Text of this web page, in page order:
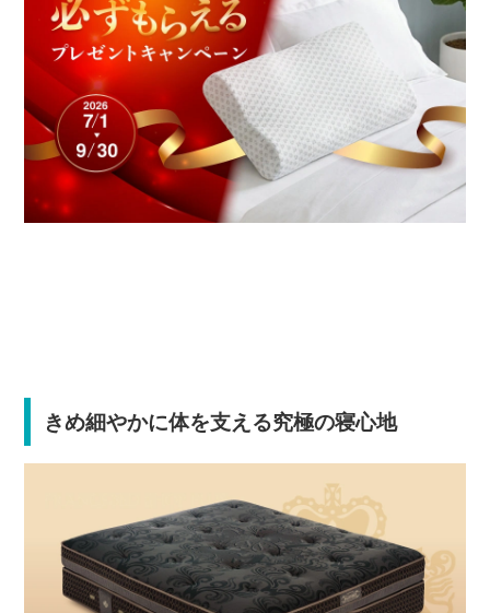
きめ細やかに体を支える究極の寝心地